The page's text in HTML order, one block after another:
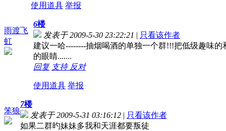
使用道具 举报
雨渡飞
虹
6楼
发表于 2009-5-30 23:22:21 | 只看该作者
建议一哈--------抽烟喝酒的单独一个群!!!把低级趣味
的眼睛.......
回复 支持 反对
使用道具 举报
笨狼
7楼
发表于 2009-5-31 03:16:12 | 只看该作者
如果二群旳妹妹多我和天涯都要叛徒